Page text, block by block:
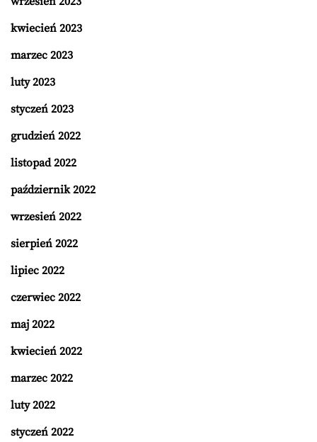
kwiecień 2023
marzec 2023
luty 2023
styczeń 2023
grudzień 2022
listopad 2022
październik 2022
wrzesień 2022
sierpień 2022
lipiec 2022
czerwiec 2022
maj 2022
kwiecień 2022
marzec 2022
luty 2022
styczeń 2022